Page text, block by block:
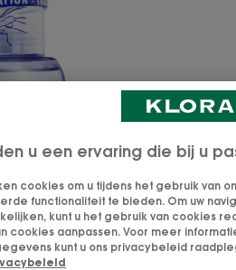
u een ervaring die bij u
cookies om u tijdens het gebruik van
functionaliteit te bieden. Om uw
kunt u het gebruik van cookies
cookies aanpassen. Voor meer
kunt u ons privacybeleid